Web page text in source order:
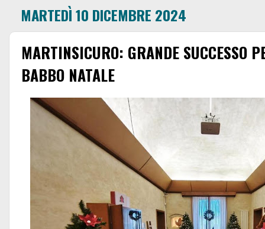
MARTEDÌ 10 DICEMBRE 2024
MARTINSICURO: GRANDE SUCCESSO
BABBO NATALE